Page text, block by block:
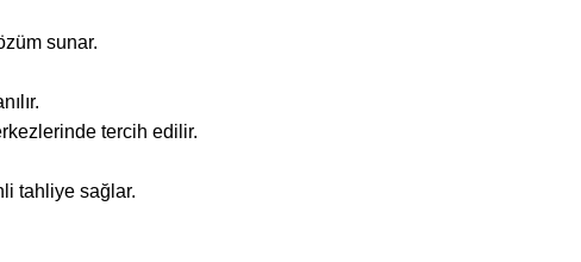
sunar.
tercih edilir.
tahliye sağlar.